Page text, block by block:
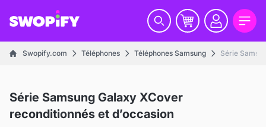
Swopify.com Téléphones Téléphones Samsung Série
Série Samsung Galaxy XCover
reconditionnés et d’occasion